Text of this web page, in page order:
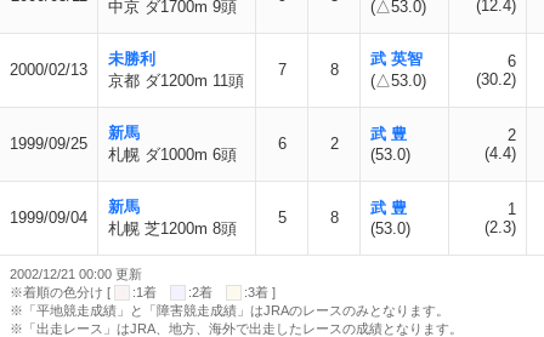
中京 ダ1700m 9頭
(△53.0)
(12.4)
2000/02/13
未勝利
京都 ダ1200m 11頭
7 8
武 英智
(△53.0)
6
(30.2)
1999/09/25
新馬
札幌 ダ1000m 6頭
6 2
武 豊
(53.0)
2
(4.4)
1999/09/04
新馬
札幌 芝1200m 8頭
5 8
武 豊
(53.0)
1
(2.3)
2002/12/21 00:00 更新
※着順の色分け [
:1着 :2着
:3着 ]
※「平地競走成績」と「障害競走成績」はJRAのレースのみとなります。
※「出走レース」はJRA、地方、海外で出走したレースの成績となります。